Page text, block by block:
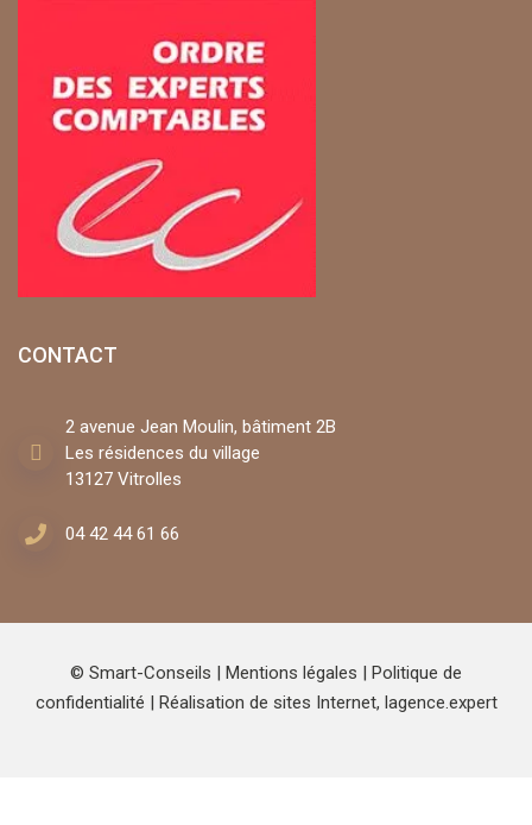
CONTACT
2 avenue Jean Moulin, bâtiment 2B
Les résidences du village
13127 Vitrolles
04 42 44 61 66
© Smart-Conseils | Mentions légales | Politique de
confidentialité | Réalisation de sites Internet, lagence.expert